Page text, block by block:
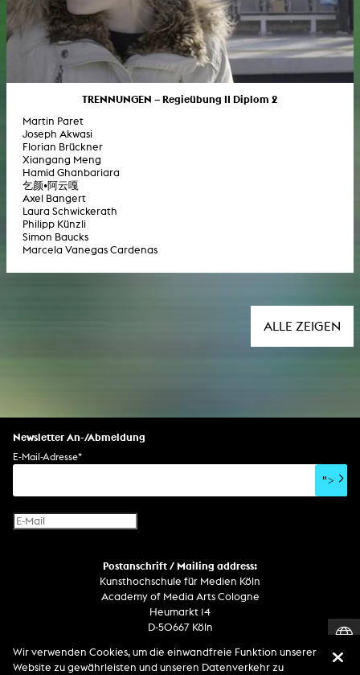
TRENNUNGEN – Regieübung II Diplom 2
Martin Paret
Joseph Akwasi
Florian Brückner
Xiangang Meng
Hamid Ghanbariara
乞颜•阿云嘎
Axel Bangert
Laura Schwickerath
Philipp Künzli
Simon Baucks
Marcela Vanegas Cardenas
ALLE ZEIGEN
Newsletter An-/Abmeldung
E-Mail-Adresse*
">
Postanschrift / Mailing address:
Kunsthochschule für Medien Köln
Academy of Media Arts Cologne
Heumarkt 14
D-50667 Köln
Telefon
Wir verwenden Cookies, um die einwandfreie Funktion unserer
Website zu gewährleisten und unseren Datenverkehr zu